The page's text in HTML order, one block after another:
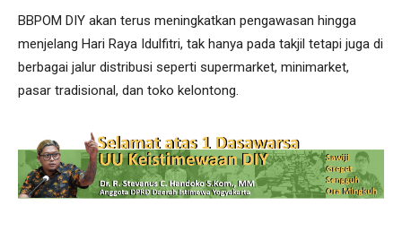
BBPOM DIY akan terus meningkatkan pengawasan hingga
menjelang Hari Raya Idulfitri, tak hanya pada takjil tetapi juga di
berbagai jalur distribusi seperti supermarket, minimarket,
pasar tradisional, dan toko kelontong.